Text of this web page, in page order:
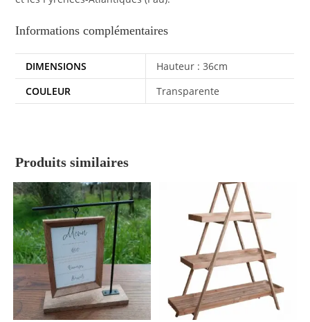
Informations complémentaires
DIMENSIONS
Hauteur : 36cm
COULEUR
Transparente
Produits similaires